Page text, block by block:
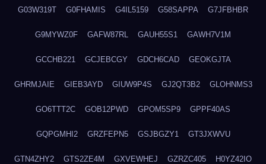
G03W319T G0FHAMIS G4IL5159 G58SAPPA G7JFBHBR
G9MYWZ0F GAFW87RL GAUH55S1 GAWH7V1M
GCCHB221 GCJEBCGY GDCH6CAD GEOKGJTA
GHRMJAIE GIEB3AYD GIUW9P4S GJ2QT3B2 GLOHNMS3
GO6TTT2C GOB12PWD GPOM5SP9 GPPF40AS
GQPGMHI2 GRZFEPN5 GSJBGZY1 GT3JXWVU
GTN4ZHY2 GTS2ZE4M GXVEWHEJ GZRZC405 H0YZ42IO